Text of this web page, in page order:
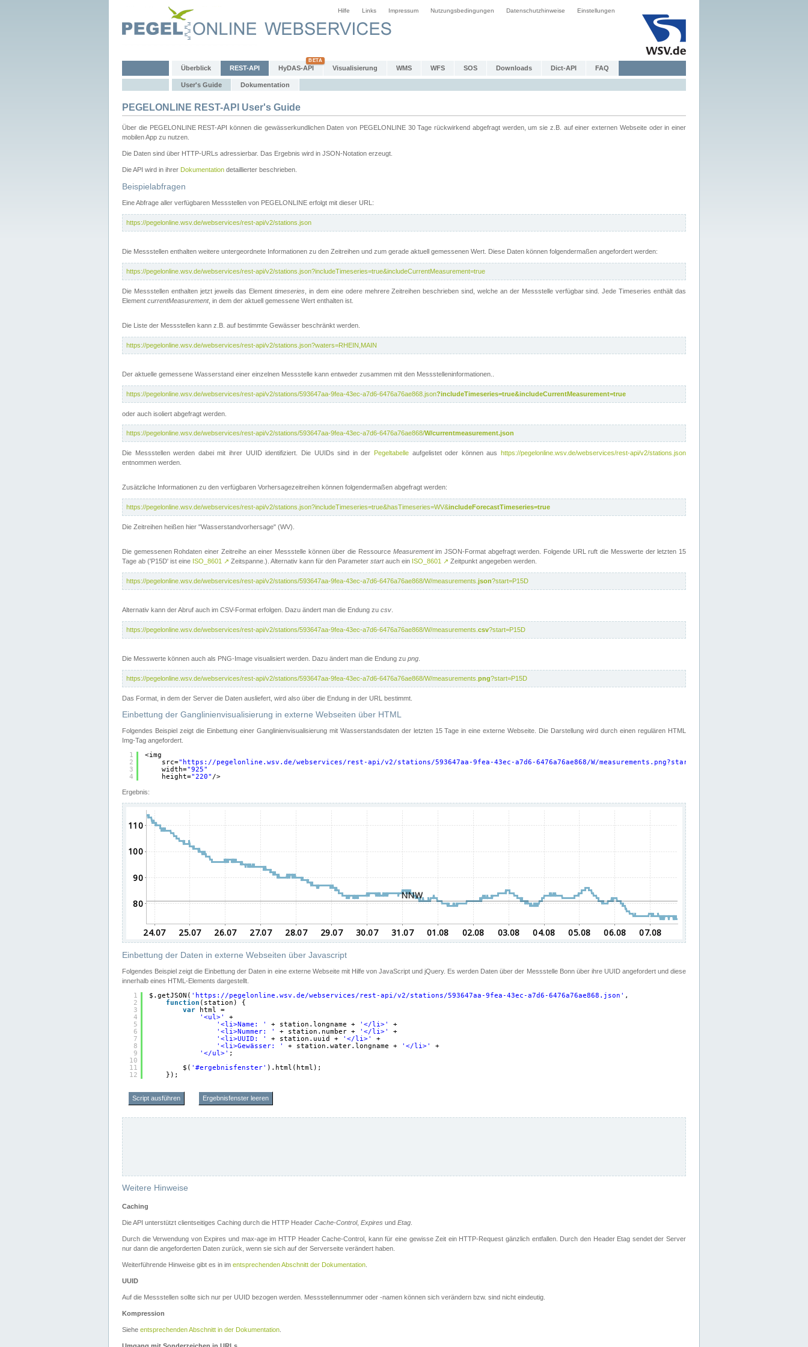
Hilfe Links Impressum Nutzungsbedingungen Datenschutzhinweise Einstellungen
Überblick REST-API HyDAS-API Visualisierung WMS WFS SOS Downloads Dict-API FAQ
User's Guide Dokumentation
PEGELONLINE REST-API User's Guide
Über die PEGELONLINE REST-API können die gewässerkundlichen Daten von PEGELONLINE 30 Tage rückwirkend abgefragt werden, um sie z.B. auf einer externen Webseite oder in einer
mobilen App zu nutzen.
Die Daten sind über HTTP-URLs adressierbar. Das Ergebnis wird in JSON-Notation erzeugt.
Die API wird in ihrer Dokumentation detaillierter beschrieben.
Beispielabfragen
Eine Abfrage aller verfügbaren Messstellen von PEGELONLINE erfolgt mit dieser URL:
https://pegelonline.wsv.de/webservices/rest-api/v2/stations.json
Die Messstellen enthalten weitere untergeordnete Informationen zu den Zeitreihen und zum gerade aktuell gemessenen Wert. Diese Daten können folgendermaßen angefordert werden:
https://pegelonline.wsv.de/webservices/rest-api/v2/stations.json?includeTimeseries=true&includeCurrentMeasurement=true
Die Messstellen enthalten jetzt jeweils das Elementtimeseries , in dem eine odere mehrere Zeitreihen beschrieben sind, welche an der Messstelle verfügbar sind. Jede Timeseries enthält das
Element currentMeasurement, in dem der aktuell gemessene Wert enthalten ist.
Die Liste der Messstellen kann z.B. auf bestimmte Gewässer beschränkt werden.
https://pegelonline.wsv.de/webservices/rest-api/v2/stations.json?waters=RHEIN,MAIN
Der aktuelle gemessene Wasserstand einer einzelnen Messstelle kann entweder zusammen mit den Messstelleninformationen..
https://pegelonline.wsv.de/webservices/rest-api/v2/stations/593647aa-9fea-43ec-a7d6-6476a76ae868.json?includeTimeseries=true&includeCurrentMeasurement=true
oder auch isoliert abgefragt werden.
https://pegelonline.wsv.de/webservices/rest-api/v2/stations/593647aa-9fea-43ec-a7d6-6476a76ae868/W/currentmeasurement.json
Die Messstellen werden dabei mit ihrer UUID identifiziert. Die UUIDs sind in der Pegeltabelleaufgelistet oder können aushttps://pegelonline.wsv.de/webservices/rest-api/v2/stations.json
entnommen werden.
Zusätzliche Informationen zu den verfügbaren Vorhersagezeitreihen können folgendermaßen abgefragt werden:
https://pegelonline.wsv.de/webservices/rest-api/v2/stations.json?includeTimeseries=true&hasTimeseries=WV&includeForecastTimeseries=true
Die Zeitreihen heißen hier "Wasserstandvorhersage" (WV).
Die gemessenen Rohdaten einer Zeitreihe an einer Messstelle können über die Ressource Measurementim JSON-Format abgefragt werden. Folgende URL ruft die Messwerte der letzten 15
Tage ab ('P15D' ist eine ISO_8601 ↗ Zeitspanne.). Alternativ kann für den Parameter startauch ein ISO_8601 ↗ Zeitpunkt angegeben werden.
https://pegelonline.wsv.de/webservices/rest-api/v2/stations/593647aa-9fea-43ec-a7d6-6476a76ae868/W/measurements. json?start=P15D
Alternativ kann der Abruf auch im CSV-Format erfolgen. Dazu ändert man die Endung zu csv
https://pegelonline.wsv.de/webservices/rest-api/v2/stations/593647aa-9fea-43ec-a7d6-6476a76ae868/W/measurements. csv?start=P15D
Die Messwerte können auch als PNG-Image visualisiert werden. Dazu ändert man die Endung zu png
https://pegelonline.wsv.de/webservices/rest-api/v2/stations/593647aa-9fea-43ec-a7d6-6476a76ae868/W/measurements. png?start=P15D
Das Format, in dem der Server die Daten ausliefert, wird also über die Endung in der URL bestimmt.
Einbettung der Ganglinienvisualisierung in externe Webseiten über HTML
Folgendes Beispiel zeigt die Einbettung einer Ganglinienvisualisierung mit Wasserstandsdaten der letzten 15 Tage in eine externe Webseite. Die Darstellung wird durch einen regulären HTML
Img-Tag angefordert.
1
2
3
4
<img
src=" https://pegelonline.wsv.de/webservices/rest-api/v2/stations/593647aa-9fea-43ec-a7d6-6476a76ae868/W/measurements.png?start=P15D&width=925&height=220
width="925"
height="220" />
Ergebnis:
Einbettung der Daten in externe Webseiten über Javascript
Folgendes Beispiel zeigt die Einbettung der Daten in eine externe Webseite mit Hilfe von JavaScript und jQuery. Es werden Daten über der Messstelle Bonn über ihre UUID angefordert und diese
innerhalb eines HTML-Elements dargestellt.
1
2
3
4
5
6
7
8
9
10
11
12
$.getJSON( ' https://pegelonline.wsv.de/webservices/rest-api/v2/stations/593647aa-9fea-43ec-a7d6-6476a76ae868.json ' ,
function (station) {
var
html =
'<ul>'
+
'<li>Name: '
+ station.longname + '</li>'
+
'<li>Nummer: '
+ station.number + '</li>'
+
'<li>UUID: '
+ station.uuid + '</li>'
+
'<li>Gewässer: '
+ station.water.longname + '</li>'
+
'</ul>' ;
$( '#ergebnisfenster' ).html(html);
});
Script ausführen Ergebnisfenster leeren
Weitere Hinweise
Caching
Die API unterstützt clientseitiges Caching durch die HTTP Header Cache-Control, Expires und Etag.
Durch die Verwendung von Expires und max-age im HTTP Header Cache-Control, kann für eine gewisse Zeit ein HTTP-Request gänzlich entfallen. Durch den Header Etag sendet der Server
nur dann die angeforderten Daten zurück, wenn sie sich auf der Serverseite verändert haben.
Weiterführende Hinweise gibt es in im entsprechenden Abschnitt der Dokumentation.
UUID
Auf die Messstellen sollte sich nur per UUID bezogen werden. Messstellennummer oder -namen können sich verändern bzw. sind nicht eindeutig.
Kompression
Siehe entsprechenden Abschnitt in der Dokumentation.